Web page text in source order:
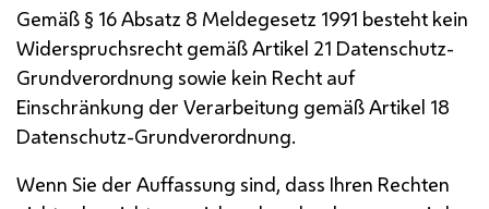
Gemäß § 16 Absatz 8 Meldegesetz 1991 besteht kein
Widerspruchsrecht gemäß Artikel 21 Datenschutz-
Grundverordnung sowie kein Recht auf
Einschränkung der Verarbeitung gemäß Artikel 18
Datenschutz-Grundverordnung.
Wenn Sie der Auffassung sind, dass Ihren Rechten